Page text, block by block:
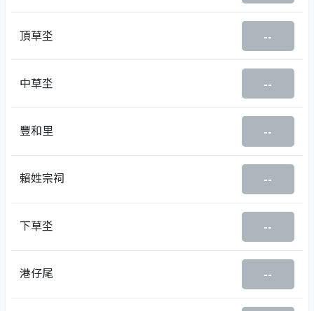
頂草坔 --
中草坔 --
豐和里 --
賴姓宗祠 --
下草坔 --
港仔尾 --